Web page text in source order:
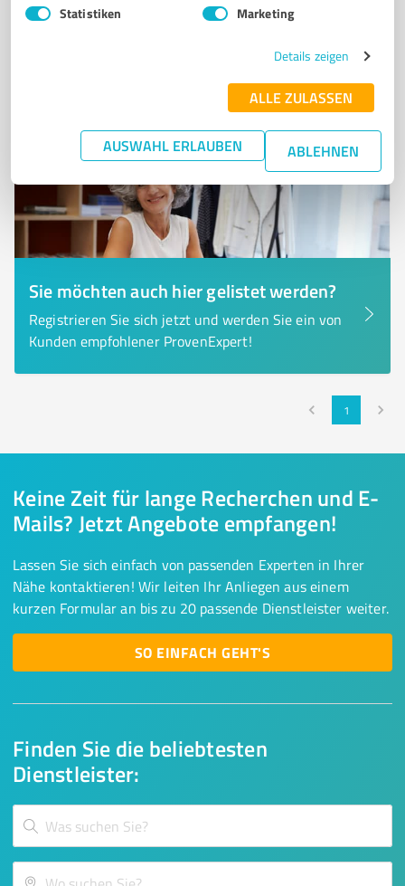
Statistiken Marketing
Details zeigen
ALLE ZULASSEN
AUSWAHL ERLAUBEN ABLEHNEN
Sie möchten auch hier gelistet werden?
Registrieren Sie sich jetzt und werden Sie ein von
Kunden empfohlener ProvenExpert!
1
Finden Sie die beliebtesten
Dienstleister:
Keine Zeit für lange Recherchen und E-
Mails? Jetzt Angebote empfangen!
Lassen Sie sich einfach von passenden Experten in Ihrer
Nähe kontaktieren! Wir leiten Ihr Anliegen aus einem
kurzen Formular an bis zu 20 passende Dienstleister weiter.
SO EINFACH GEHT'S